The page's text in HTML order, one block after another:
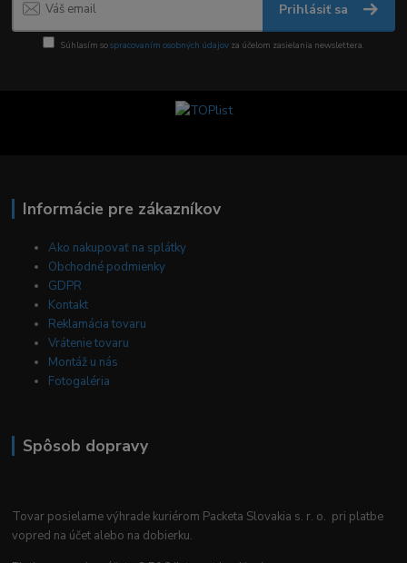
Prihlásiť sa
Súhlasím sospracovaním osobných údajov za účelom zasielania newslettera.
Informácie pre zákazníkov
Ako nakupovať na splátky
Obchodné podmienky
GDPR
Kontakt
Reklamácia tovaru
Vrátenie tovaru
Montáž u nás
Fotogaléria
Spôsob dopravy
Tovar posielame výhrade kuriérom Packeta Slovakia s. r. o. pri platbe
vopred na účet alebo na dobierku.